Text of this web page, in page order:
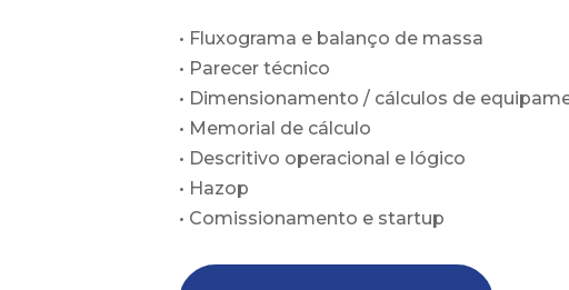
• Fluxograma e balanço de massa
• Parecer técnico
• Dimensionamento / cálculos de
• Memorial de cálculo
• Descritivo operacional e lógico
• Hazop
• Comissionamento e startup